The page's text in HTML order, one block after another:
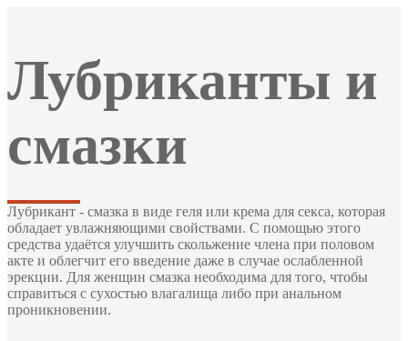
Лубриканты и
смазки
Лубрикант - смазка в виде геля или крема для секса, которая
обладает увлажняющими свойствами. С помощью этого
средства удаётся улучшить скольжение члена при половом
акте и облегчит его введение даже в случае ослабленной
эрекции. Для женщин смазка необходима для того, чтобы
справиться с сухостью влагалища либо при анальном
проникновении.